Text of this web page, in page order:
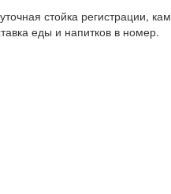
стойка регистрации,
еды и напитков в номер.